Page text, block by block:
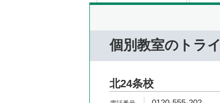
個別教室のトライ
北24条校